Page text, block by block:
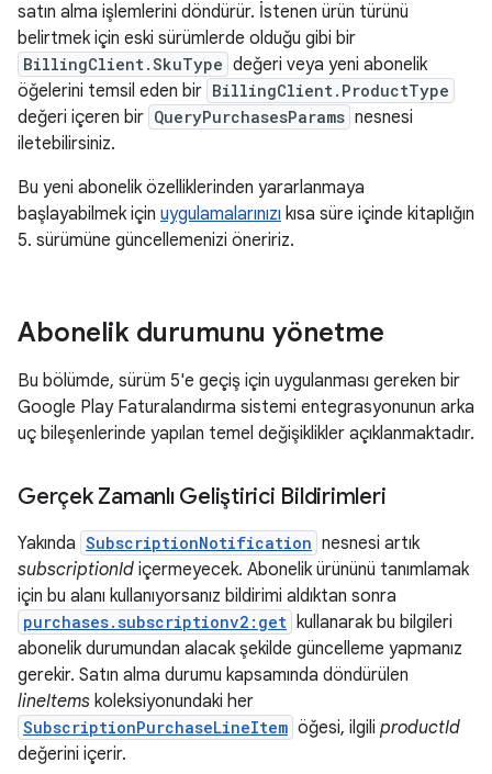
satın alma işlemlerini döndürür. İstenen ürün türünü
belirtmek için eski sürümlerde olduğu gibi bir
BillingClient.SkuType değeri veya yeni abonelik
öğelerini temsil eden bir BillingClient.ProductType
değeri içeren bir QueryPurchasesParams nesnesi
iletebilirsiniz.
Bu yeni abonelik özelliklerinden yararlanmaya
başlayabilmek için uygulamalarınızı kısa süre içinde kitaplığın
5. sürümüne güncellemenizi öneririz.
Abonelik durumunu yönetme
Bu bölümde, sürüm 5'e geçiş için uygulanması gereken bir
Google Play Faturalandırma sistemi entegrasyonunun arka
uç bileşenlerinde yapılan temel değişiklikler açıklanmaktadır.
Gerçek Zamanlı Geliştirici Bildirimleri
Yakında SubscriptionNotification nesnesi artık
subscriptionId içermeyecek. Abonelik ürününü tanımlamak
için bu alanı kullanıyorsanız bildirimi aldıktan sonra
purchases.subscriptionv2:get kullanarak bu bilgileri
abonelik durumundan alacak şekilde güncelleme yapmanız
gerekir. Satın alma durumu kapsamında döndürülen
lineItems koleksiyonundaki her
SubscriptionPurchaseLineItem öğesi, ilgili productId
değerini içerir.